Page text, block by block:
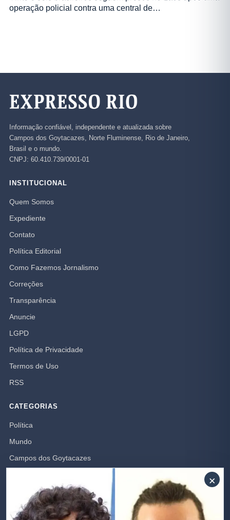
operação policial contra uma central de…
Informação confiável, independente e atualizada sobre
Campos dos Goytacazes, Norte Fluminense, Rio de Janeiro,
Brasil e o mundo.
CNPJ: 60.410.739/0001-01
INSTITUCIONAL
Quem Somos
Expediente
Contato
Política Editorial
Como Fazemos Jornalismo
Correções
Transparência
Anuncie
LGPD
Política de Privacidade
Termos de Uso
RSS
CATEGORIAS
Política
Mundo
Campos dos Goytacazes
Rio de Janeiro
×